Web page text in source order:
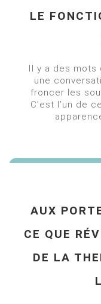
LE
Il y a des mots
une
froncer les
C’est l’un de
AUX
CE QUE
DE LA